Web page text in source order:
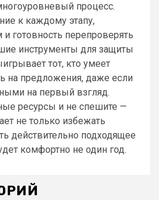
процесс.
к каждому этапу,
готовность перепроверять
инструменты для защиты
тот, кто умеет
на предложения, даже если
на первый взгляд.
ресурсы и не спешите —
не только избежать
действительно подходящее
комфортно не один год.